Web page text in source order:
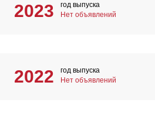
2023
год выпуска
Нет объявлений
2022
год выпуска
Нет объявлений